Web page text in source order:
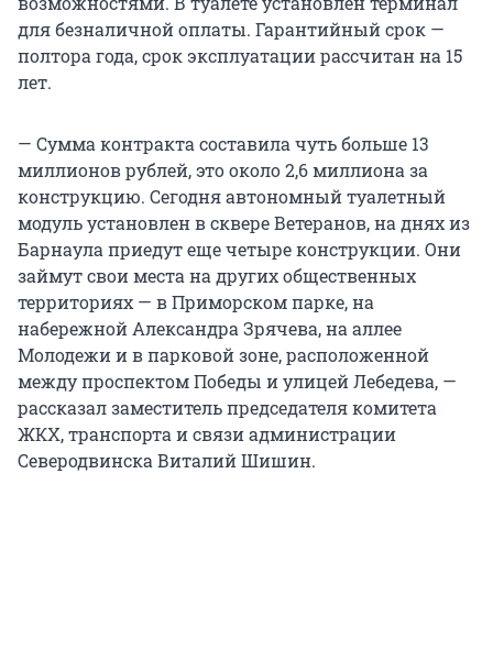
для безналичной оплаты. Гарантийный срок —
полтора года, срок эксплуатации рассчитан на 15
лет.
— Сумма контракта составила чуть больше 13
миллионов рублей, это около 2,6 миллиона за
конструкцию. Сегодня автономный туалетный
модуль установлен в сквере Ветеранов, на днях из
Барнаула приедут еще четыре конструкции. Они
займут свои места на других общественных
территориях — в Приморском парке, на
набережной Александра Зрячева, на аллее
Молодежи и в парковой зоне, расположенной
между проспектом Победы и улицей Лебедева, —
рассказал заместитель председателя комитета
ЖКХ, транспорта и связи администрации
Северодвинска Виталий Шишин.